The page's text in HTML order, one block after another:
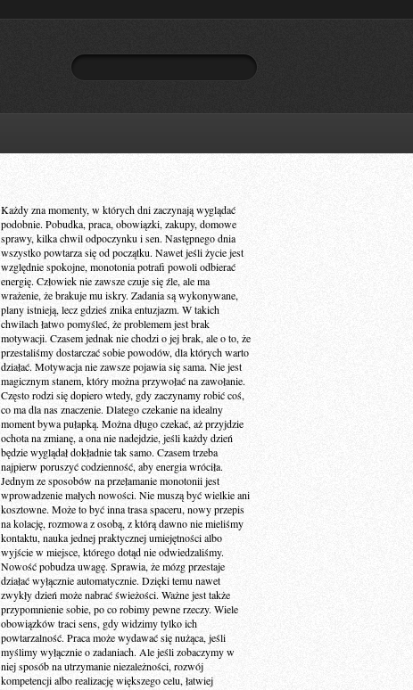
Każdy zna momenty, w których dni zaczynają wyglądać
podobnie. Pobudka, praca, obowiązki, zakupy, domowe
sprawy, kilka chwil odpoczynku i sen. Następnego dnia
wszystko powtarza się od początku. Nawet jeśli życie jest
względnie spokojne, monotonia potrafi powoli odbierać
energię. Człowiek nie zawsze czuje się źle, ale ma
wrażenie, że brakuje mu iskry. Zadania są wykonywane,
plany istnieją, lecz gdzieś znika entuzjazm. W takich
chwilach łatwo pomyśleć, że problemem jest brak
motywacji. Czasem jednak nie chodzi o jej brak, ale o to, że
przestaliśmy dostarczać sobie powodów, dla których warto
działać. Motywacja nie zawsze pojawia się sama. Nie jest
magicznym stanem, który można przywołać na zawołanie.
Często rodzi się dopiero wtedy, gdy zaczynamy robić coś,
co ma dla nas znaczenie. Dlatego czekanie na idealny
moment bywa pułapką. Można długo czekać, aż przyjdzie
ochota na zmianę, a ona nie nadejdzie, jeśli każdy dzień
będzie wyglądał dokładnie tak samo. Czasem trzeba
najpierw poruszyć codzienność, aby energia wróciła.
Jednym ze sposobów na przełamanie monotonii jest
wprowadzenie małych nowości. Nie muszą być wielkie ani
kosztowne. Może to być inna trasa spaceru, nowy przepis
na kolację, rozmowa z osobą, z którą dawno nie mieliśmy
kontaktu, nauka jednej praktycznej umiejętności albo
wyjście w miejsce, którego dotąd nie odwiedzaliśmy.
Nowość pobudza uwagę. Sprawia, że mózg przestaje
działać wyłącznie automatycznie. Dzięki temu nawet
zwykły dzień może nabrać świeżości. Ważne jest także
przypomnienie sobie, po co robimy pewne rzeczy. Wiele
obowiązków traci sens, gdy widzimy tylko ich
powtarzalność. Praca może wydawać się nużąca, jeśli
myślimy wyłącznie o zadaniach. Ale jeśli zobaczymy w
niej sposób na utrzymanie niezależności, rozwój
kompetencji albo realizację większego celu, łatwiej